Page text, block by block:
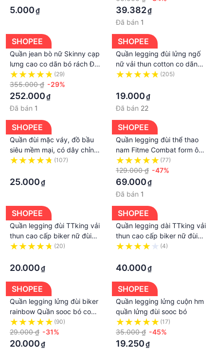
5.000₫ 39.382₫
Đã bán 1
SHOPEE
Quần jean bò nữ Skinny cạp
lưng cao co dãn bó rách ĐÙI
trơn xu hướng Hàn Quốc
màu đen - trắng cao cấp
(29)
355.000 ₫ -29%
252.000₫
Đã bán 1
SHOPEE
Quần legging đùi lửng ngố
nữ vải thun cotton co dãn
ôm bó, Quần tregging short
(205)
19.000₫
Đã bán 22
SHOPEE
Quần đùi mặc váy, đồ bầu
siêu mềm mại, có dây chỉnh
eo mặc không có cảm giác
(107)
25.000₫
SHOPEE
Quần legging đùi thể thao
nam Fitme Combat form ôm
body hỗ trợ giữ nhiệt bó cơ
trong tập gym đá bóng yoga
QNGN
(77)
129.000 ₫ -47%
69.000₫
Đã bán 1
SHOPEE
Quần legging đùi TTking vải
thun cao cấp biker nữ đùi
ngố đồ mặc nhà dáng ôm bó
(20)
20.000₫
SHOPEE
Quần legging dài TTking vải
thun cao cấp biker nữ đùi
ngố đồ mặc nhà dáng ôm bó
(4)
40.000₫
SHOPEE
Quần legging lửng đùi biker
rainbow Quần sooc bó co
dãn quần cuộn giấy tím
vàng
(90)
29.000 ₫ -31%
20.000₫
SHOPEE
Quần legging lửng cuộn hm
quần lửng đùi sooc bó
(17)
35.000 ₫ -45%
19.250₫